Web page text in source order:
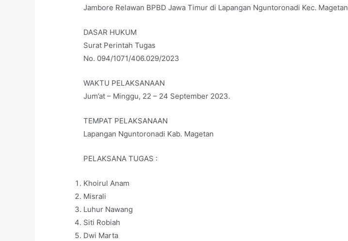
Jambore Relawan BPBD Jawa Timur di Lapangan Nguntoronadi Kec. Magetan
DASAR HUKUM
Surat Perintah Tugas
No. 094/1071/406.029/2023
WAKTU PELAKSANAAN
Jum’at – Minggu, 22 – 24 September 2023.
TEMPAT PELAKSANAAN
Lapangan Nguntoronadi Kab. Magetan
PELAKSANA TUGAS :
Khoirul Anam
Misrali
Luhur Nawang
Siti Robiah
Dwi Marta